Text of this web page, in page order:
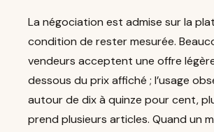
La négociation est admise sur la
condition de rester mesurée.
vendeurs acceptent une offre
dessous du prix affiché ; l’usage
autour de dix à quinze pour cent,
prend plusieurs articles. Quand un